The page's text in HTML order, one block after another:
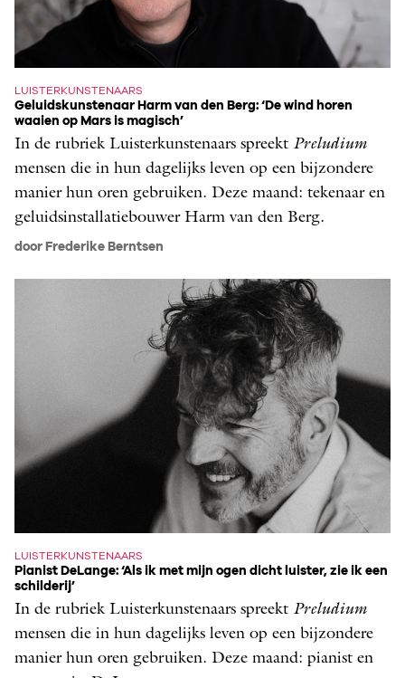
LUISTERKUNSTENAARS
Geluidskunstenaar Harm van den Berg: ‘De wind horen
waaien op Mars is magisch’
In de rubriek Luisterkunstenaars spreekt ­Preludium
mensen die in hun dagelijks leven op een bijzondere
manier hun oren gebruiken. Deze maand: tekenaar en
geluidsinstallatiebouwer Harm van den Berg.
door Frederike Berntsen
LUISTERKUNSTENAARS
Pianist DeLange: ‘Als ik met mijn ogen dicht luister, zie ik een
schilderij’
In de rubriek Luisterkunstenaars spreekt ­ Preludium
mensen die in hun dagelijks leven op een bijzondere
manier hun oren gebruiken. Deze maand: pianist en